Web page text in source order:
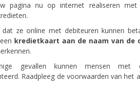
pagina nu op internet realiseren met
dat ze online met debiteuren kunnen
kredietkaart aan de naam van de
gevallen kunnen mensen met
Raadpleeg de voorwaarden van het